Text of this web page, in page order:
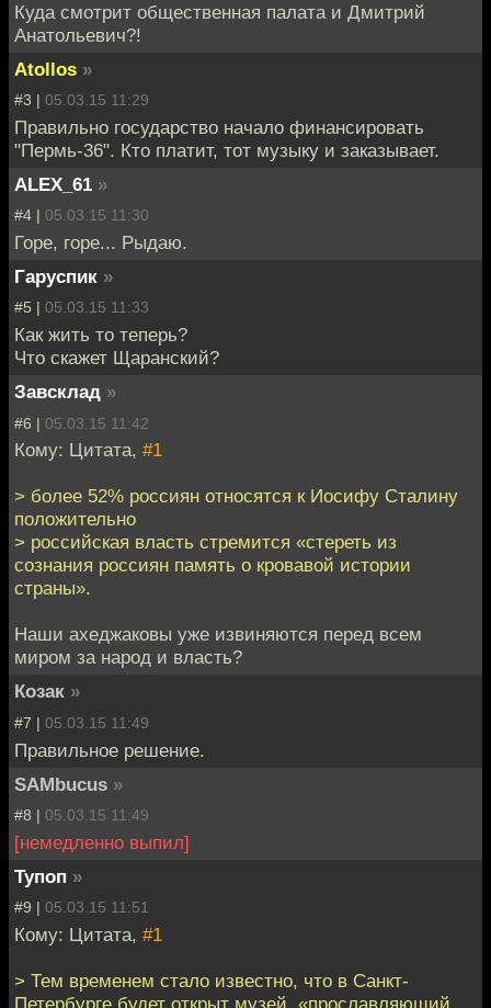
Куда смотрит общественная палата и Дмитрий
Анатольевич?!
Atollos »
#3 | 05.03.15 11:29
Правильно государство начало финансировать
"Пермь-36". Кто платит, тот музыку и заказывает.
ALEX_61 »
#4 | 05.03.15 11:30
Горе, горе... Рыдаю.
Гаруспик »
#5 | 05.03.15 11:33
Как жить то теперь?
Что скажет Щаранский?
Завсклад »
#6 | 05.03.15 11:42
Кому: Цитата, #1
> более 52% россиян относятся к Иосифу Сталину
положительно
> российская власть стремится «стереть из
сознания россиян память о кровавой истории
страны».
Наши ахеджаковы уже извиняются перед всем
миром за народ и власть?
Козак »
#7 | 05.03.15 11:49
Правильное решение.
SAMbucus »
#8 | 05.03.15 11:49
[немедленно выпил]
Тупоп »
#9 | 05.03.15 11:51
Кому: Цитата, #1
> Тем временем стало известно, что в Санкт-
Петербурге будет открыт музей, «прославляющий